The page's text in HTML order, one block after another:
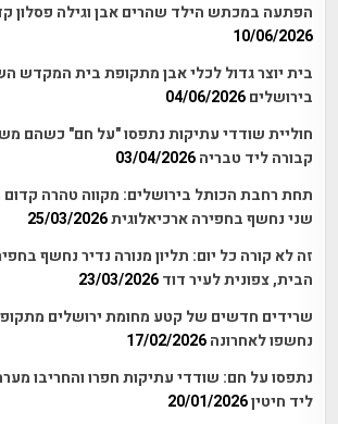
הפתעה במכתש הילד שהרים אבן וגילה פסלון קדום בן
10/06/2026
בית יוצר גדול לכלי אבן מתקופת בית המקדש
בירושלים 04/06/2026
חוליית שודדי עתיקות נתפסו "על חם" כשהם
קבורה ליד טבריה 03/04/2026
תחת רחבת הכותל בירושלים: מקווה טהרה
שני נחשף בחפירה ארכיאלוגית25/03/2026
זה לא קורה כל יום: תליון מנורה נדיר נחשף
הבית, צפונית לעיר דוד 23/03/2026
שרידים חדשים של קטע מחומת ירושלים
נחשפו לאחרונה 17/02/2026
נתפסו על חם: שודדי עתיקות חפרו והחריבו
ליד חיטין20/01/2026